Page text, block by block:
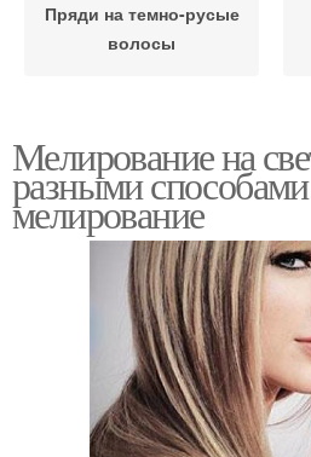
Пряди на темно-русые
волосы
Мелирование на
разными
мелирование